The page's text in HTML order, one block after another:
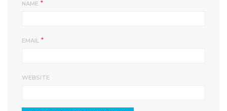
NAME *
EMAIL *
WEBSITE